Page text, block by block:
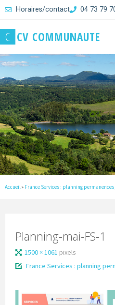
Horaires/contact 04 73 79
C CV COMMUNAUTE
Accueil » France Services : planning
Planning-mai-FS-1
1500 × 1061 pixels
France Services : planning